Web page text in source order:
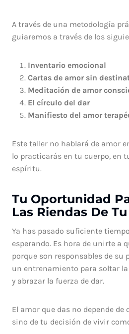
A través de una metodología
guiaremos a través de los
Inventario emocional
Cartas de amor sin
Meditación de amor
El círculo del dar
Manifiesto del amor
Este taller no hablará de amor
lo practicarás en tu cuerpo, en
espíritu.
Tu Oportunidad
Las Riendas De
Ya has pasado suficiente
esperando. Es hora de unirte a
porque son responsables de su
un entrenamiento para soltar
y abrazar la fuerza de dar.
El amor que das no depende de
sino de tu decisión de vivir